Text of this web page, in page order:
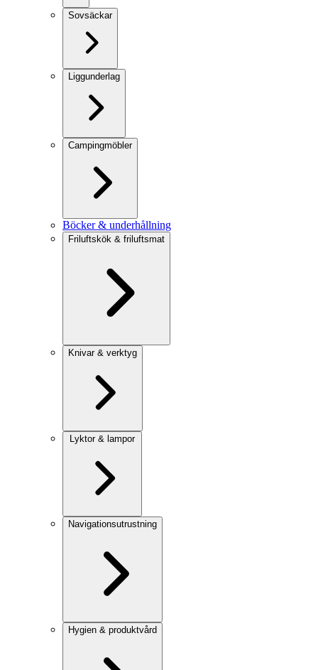
Sovsäckar
Liggunderlag
Campingmöbler
Böcker & underhållning
Friluftskök & friluftsmat
Knivar & verktyg
Lyktor & lampor
Navigationsutrustning
Hygien & produktvård